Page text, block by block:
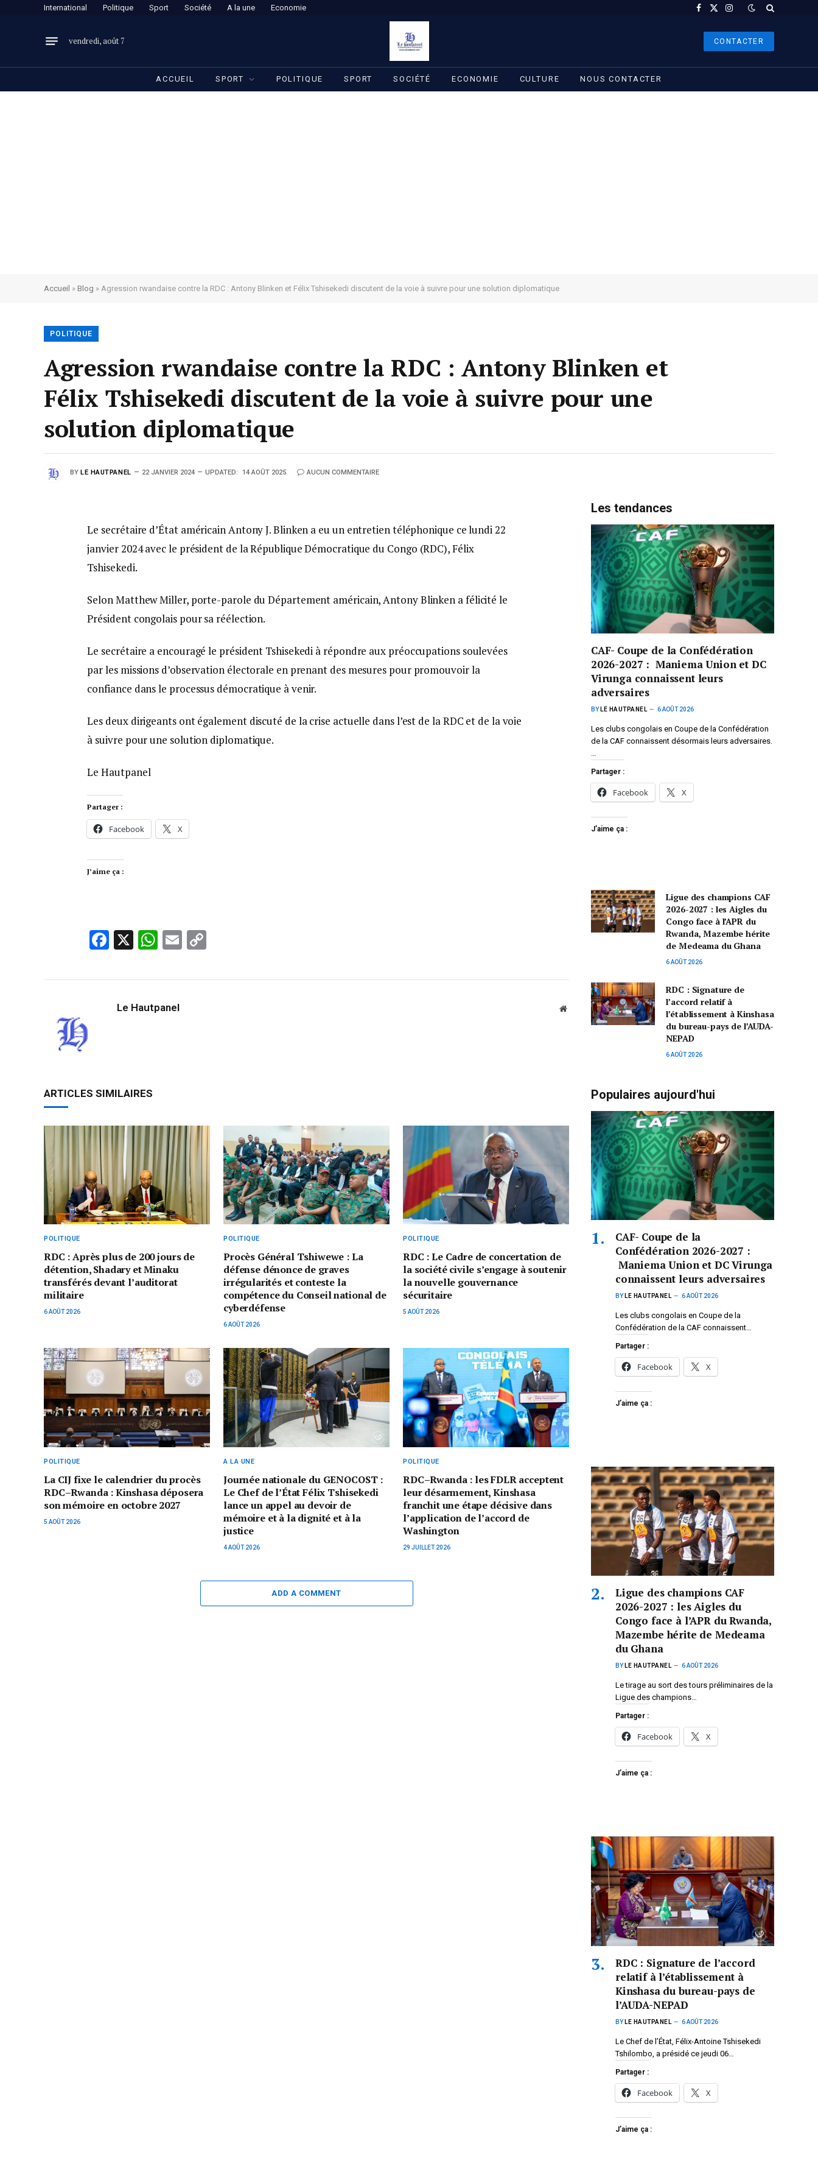
International Politique Sport Société A la une Economie Facebook
X
Instagram
vendredi, août 7 CONTACTER
ACCUEIL SPORT POLITIQUE SPORT SOCIÉTÉ ECONOMIE CULTURE NOUS CONTACTER
Accueil » Blog » Agression rwandaise contre la RDC : Antony Blinken et Félix Tshisekedi discutent de la voie à suivre pour une solution diplomatique
POLITIQUE
Agression rwandaise contre la RDC : Antony Blinken et
Félix Tshisekedi discutent de la voie à suivre pour une
solution diplomatique
BY LE HAUTPANEL 22 JANVIER 2024 UPDATED: 14 AOÛT 2025 AUCUN COMMENTAIRE
Le secrétaire d’État américain Antony J. Blinken a eu un entretien téléphonique ce lundi 22
janvier 2024 avec le président de la République Démocratique du Congo (RDC), Félix
Tshisekedi.
Selon Matthew Miller, porte-parole du Département américain, Antony Blinken a félicité le
Président congolais pour sa réélection.
Le secrétaire a encouragé le président Tshisekedi à répondre aux préoccupations soulevées
par les missions d’observation électorale en prenant des mesures pour promouvoir la
confiance dans le processus démocratique à venir.
Les deux dirigeants ont également discuté de la crise actuelle dans l’est de la RDC et de la voie
à suivre pour une solution diplomatique.
Le Hautpanel
Partager :
Facebook X
J’aime ça :
Facebook
X WhatsApp
Email
Le Hautpanel Website
ARTICLES SIMILAIRES
POLITIQUE
RDC : Après plus de 200 jours de
détention, Shadary et Minaku
transférés devant l’auditorat
militaire
6 AOÛT 2026
POLITIQUE
Procès Général Tshiwewe : La
défense dénonce de graves
irrégularités et conteste la
compétence du Conseil national de
cyberdéfense
6 AOÛT 2026
POLITIQUE
RDC : Le Cadre de concertation de
la société civile s’engage à soutenir
la nouvelle gouvernance
sécuritaire
5 AOÛT 2026
POLITIQUE
La CIJ fixe le calendrier du procès
RDC–Rwanda : Kinshasa déposera
son mémoire en octobre 2027
5 AOÛT 2026
A LA UNE
Journée nationale du GENOCOST :
Le Chef de l’État Félix Tshisekedi
lance un appel au devoir de
mémoire et à la dignité et à la
justice
4 AOÛT 2026
POLITIQUE
RDC–Rwanda : les FDLR acceptent
leur désarmement, Kinshasa
franchit une étape décisive dans
l’application de l’accord de
Washington
29 JUILLET 2026
ADD A COMMENT
Les tendances
CAF- Coupe de la Confédération
2026-2027 : Maniema Union et DC
Virunga connaissent leurs
adversaires
BY LE HAUTPANEL 6 AOÛT 2026
Les clubs congolais en Coupe de la Confédération
de la CAF connaissent désormais leurs adversaires.
…
Partager :
Facebook X
J’aime ça :
Ligue des champions CAF
2026-2027 : les Aigles du
Congo face à l’APR du
Rwanda, Mazembe hérite
de Medeama du Ghana
6 AOÛT 2026
RDC : Signature de
l’accord relatif à
l’établissement à Kinshasa
du bureau-pays de l’AUDA-
NEPAD
6 AOÛT 2026
Populaires aujourd'hui
CAF- Coupe de la
Confédération 2026-2027 :
Maniema Union et DC Virunga
connaissent leurs adversaires
BY LE HAUTPANEL 6 AOÛT 2026
Les clubs congolais en Coupe de la
Confédération de la CAF connaissent…
Partager :
Facebook X
J’aime ça :
Ligue des champions CAF
2026-2027 : les Aigles du
Congo face à l’APR du Rwanda,
Mazembe hérite de Medeama
du Ghana
BY LE HAUTPANEL 6 AOÛT 2026
Le tirage au sort des tours préliminaires de la
Ligue des champions…
Partager :
Facebook X
J’aime ça :
RDC : Signature de l’accord
relatif à l’établissement à
Kinshasa du bureau-pays de
l’AUDA-NEPAD
BY LE HAUTPANEL 6 AOÛT 2026
Le Chef de l’État, Félix-Antoine Tshisekedi
Tshilombo, a présidé ce jeudi 06…
Partager :
Facebook X
J’aime ça :